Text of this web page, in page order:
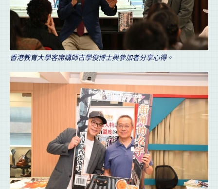
香港教育大學客席講師古學俊博士與參加者分享心得。